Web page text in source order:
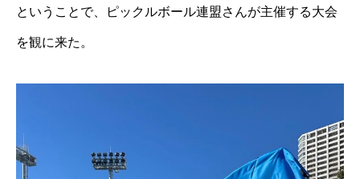
ということで、ピックルボール連盟さんが主催する大会
を観に来た。